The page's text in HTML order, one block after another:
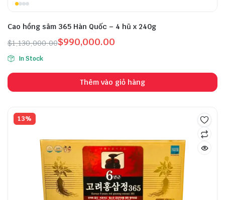
Cao hồng sâm 365 Hàn Quốc – 4 hũ x 240g
$1,130,000.00$990,000.00
In Stock
Thêm vào giỏ hàng
13%